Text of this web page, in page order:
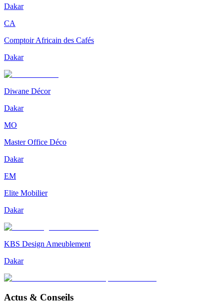
Dakar
CA
Comptoir Africain des Cafés
Dakar
Diwane Décor
Dakar
MO
Master Office Déco
Dakar
EM
Elite Mobilier
Dakar
KBS Design Ameublement
Dakar
Actus & Conseils